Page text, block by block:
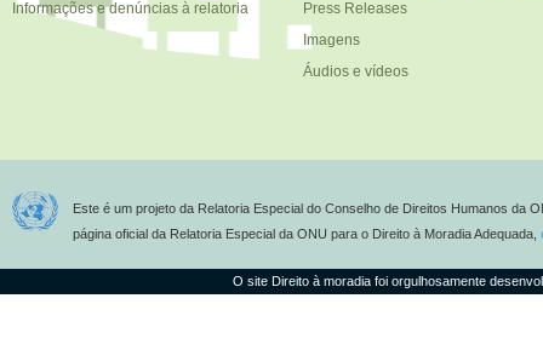
Informações e denúncias à relatoria
Press Releases
Imagens
Áudios e vídeos
Este é um projeto da Relatoria Especial do Conselho de Direitos Humanos da
página oficial da Relatoria Especial da ONU para o Direito à Moradia Adequada,
O site Direito à moradia foi orgulhosamente